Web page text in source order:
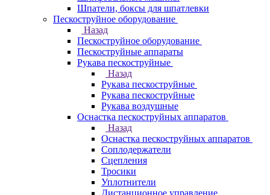
Шпатели, боксы для шпатлевки
Пескоструйное оборудование
Назад
Пескоструйное оборудование
Пескоструйные аппараты
Рукава пескоструйные
Назад
Рукава пескоструйные
Рукава пескоструйные
Рукава воздушные
Оснастка пескоструйных аппаратов
Назад
Оснастка пескоструйных аппаратов
Соплодержатели
Сцепления
Тросики
Уплотнители
Дистанционное управление